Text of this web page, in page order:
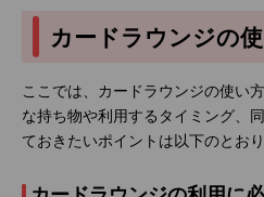
カードラウンジの
ここでは、カードラウンジの使い
な持ち物や利用するタイミング、
ておきたいポイントは以下のとおり